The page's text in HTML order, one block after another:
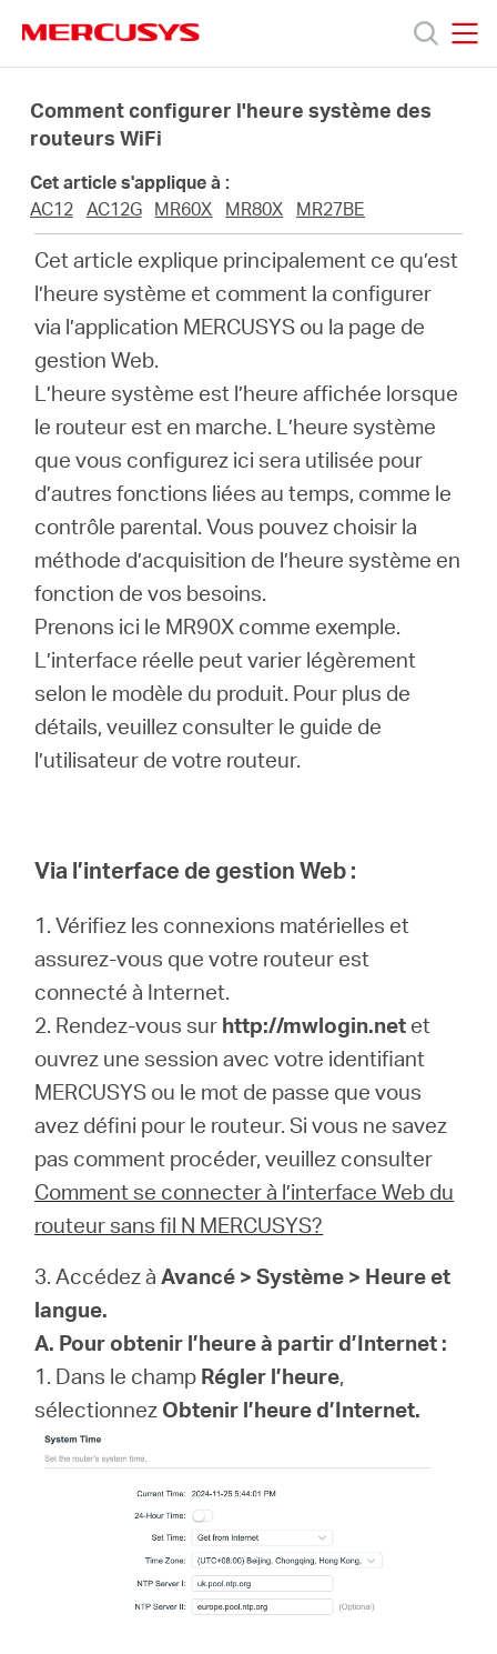
navigation
Produits
propos
Mercusys
Canada
Français
Comment configurer l'heure système des
routeurs WiFi
Cet article s'applique à :
AC12
AC12G MR60X MR80X MR27BE
Cet article explique principalement ce qu’est
l’heure système et comment la configurer
via l’application MERCUSYS ou la page de
gestion Web.
L’heure système est l’heure affichée lorsque
le routeur est en marche. L’heure système
que vous configurez ici sera utilisée pour
d’autres fonctions liées au temps, comme le
contrôle parental. Vous pouvez choisir la
méthode d’acquisition de l’heure système en
fonction de vos besoins.
Prenons ici le MR90X comme exemple.
L’interface réelle peut varier légèrement
selon le modèle du produit. Pour plus de
détails, veuillez consulter le guide de
l’utilisateur de votre routeur.
Via l’interface de gestion Web :
1. Vérifiez les connexions matérielles et
assurez-vous que votre routeur est
connecté à Internet.
2. Rendez-vous sur http://mwlogin.net et
ouvrez une session avec votre identifiant
MERCUSYS ou le mot de passe que vous
avez défini pour le routeur. Si vous ne savez
pas comment procéder, veuillez consulter
Comment se connecter à l’interface Web du
routeur sans fil N MERCUSYS?
3. Accédez àAvancé > Système > Heure et
langue.
A. Pour obtenir l’heure à partir d’Internet :
1. Dans le champ Régler l’heure,
sélectionnez Obtenir l’heure d’Internet.